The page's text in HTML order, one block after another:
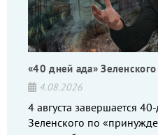
«40 дней ада»
4.08.2026
4 августа завершается
Зеленского по